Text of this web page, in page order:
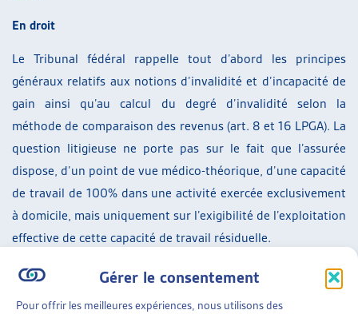
Gérer le consentement
Pour offrir les meilleures expériences, nous utilisons des
En droit
Le Tribunal fédéral rappelle tout d’abord les principes
généraux relatifs aux notions d’invalidité et d’incapacité de
gain ainsi qu’au calcul du degré d’invalidité selon la
méthode de comparaison des revenus (art. 8 et 16 LPGA). La
question litigieuse ne porte pas sur le fait que l’assurée
dispose, d’un point de vue médico-théorique, d’une capacité
de travail de 100% dans une activité exercée exclusivement
à domicile, mais uniquement sur l’exigibilité de l’exploitation
effective de cette capacité de travail résiduelle.
Selon les juges fédéraux, la possibilité pour une personne
assurée d’exploiter sa capacité de travail résiduelle sur le